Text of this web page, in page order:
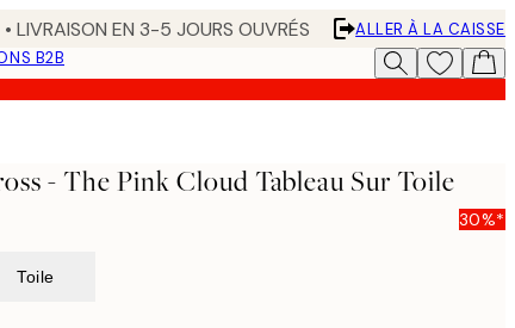
LIVRAISON EN 3-5 JOURS OUVRÉS
ALLER À LA CAISSE
B2B
- The Pink Cloud Tableau Sur Toile
30%*
Toile